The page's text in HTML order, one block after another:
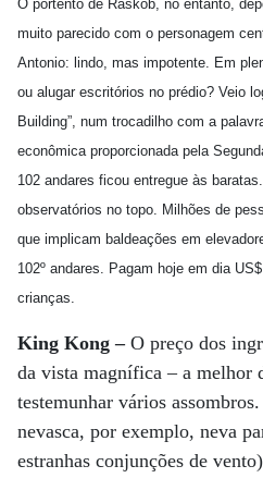
O portento de Raskob, no entanto,
muito parecido com o personagem
Antonio: lindo, mas impotente. Em
ou alugar escritórios no prédio? Veio
Building”, num trocadilho com a
econômica proporcionada pela
102 andares ficou entregue às
observatórios no topo. Milhões de
que implicam baldeações em
102º andares. Pagam hoje em dia
crianças.
King Kong –O preço dos
da vista magnífica – a melhor
testemunhar vários
nevasca, por exemplo, neva
estranhas conjunções de